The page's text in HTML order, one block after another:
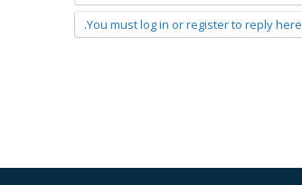
You must log in or register to reply here.